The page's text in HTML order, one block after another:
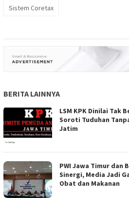
Sistem Coretax
BERITA LAINNYA
LSM KPK Dinilai Tak
Soroti Tuduhan
Jatim
PWI Jawa Timur dan
Sinergi, Media Jadi
Obat dan Makanan